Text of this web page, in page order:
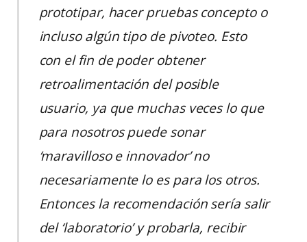
prototipar, hacer pruebas concepto o
incluso algún tipo de pivoteo. Esto
con el fin de poder obtener
retroalimentación del posible
usuario, ya que muchas veces lo que
para nosotros puede sonar
‘maravilloso e innovador’ no
necesariamente lo es para los otros.
Entonces la recomendación sería salir
del ‘laboratorio’ y probarla, recibir